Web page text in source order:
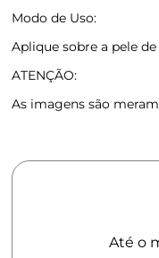
Modo de Uso:
Aplique sobre a pele
ATENÇÃO:
As imagens são